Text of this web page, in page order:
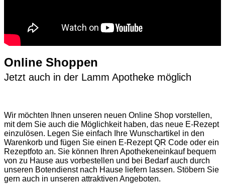
Online Shoppen
Jetzt auch in der Lamm Apotheke möglich
Wir möchten Ihnen unseren neuen Online Shop vorstellen,
mit dem Sie auch die Möglichkeit haben, das neue E-Rezept
einzulösen. Legen Sie einfach Ihre Wunschartikel in den
Warenkorb und fügen Sie einen E-Rezept QR Code oder ein
Rezeptfoto an. Sie können Ihren Apothekeneinkauf bequem
von zu Hause aus vorbestellen und bei Bedarf auch durch
unseren Botendienst nach Hause liefern lassen. Stöbern Sie
gern auch in unseren attraktiven Angeboten.